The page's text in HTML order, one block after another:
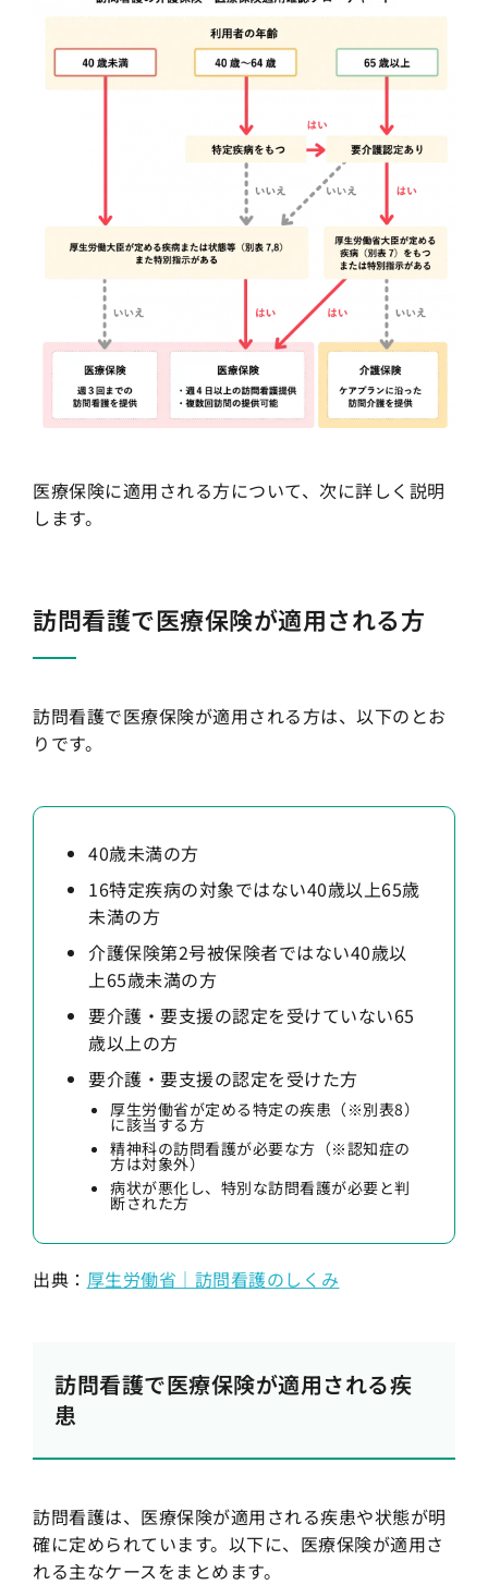
医療保険に適用される方について、次に詳しく説明
します。
訪問看護で医療保険が適用される方
訪問看護で医療保険が適用される方は、以下のとお
りです。
40歳未満の方
16特定疾病の対象ではない40歳以上65歳
未満の方
介護保険第2号被保険者ではない40歳以
上65歳未満の方
要介護・要支援の認定を受けていない65
歳以上の方
要介護・要支援の認定を受けた方
厚生労働省が定める特定の疾患（※別表8）
に該当する方
精神科の訪問看護が必要な方（※認知症の
方は対象外）
病状が悪化し、特別な訪問看護が必要と判
断された方
出典： 厚生労働省｜訪問看護のしくみ
訪問看護で医療保険が適用される疾
患
訪問看護は、医療保険が適用される疾患や状態が明
確に定められています。以下に、医療保険が適用さ
れる主なケースをまとめます。